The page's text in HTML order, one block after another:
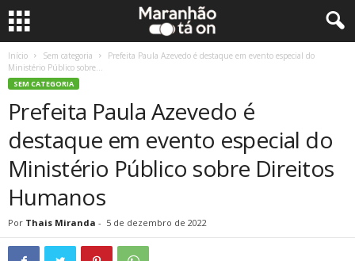
Início Sem categoria
Prefeita Paula Azevedo é destaque em evento especial do
Ministério Público sobre...
SEM CATEGORIA
Prefeita Paula Azevedo é
destaque em evento especial do
Ministério Público sobre Direitos
Humanos
Por Thais Miranda - 5 de dezembro de 2022